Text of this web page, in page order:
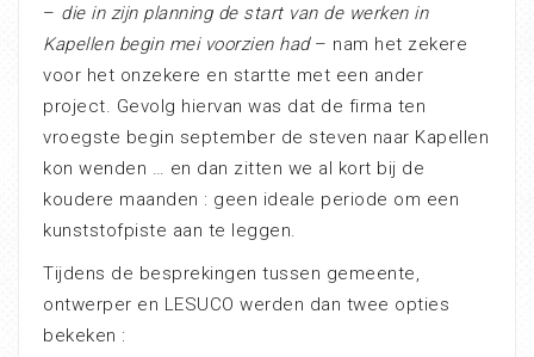
– die in zijn planning de start van de werken in
Kapellen begin mei voorzien had– nam het zekere
voor het onzekere en startte met een ander
project. Gevolg hiervan was dat de firma ten
vroegste begin september de steven naar Kapellen
kon wenden … en dan zitten we al kort bij de
koudere maanden : geen ideale periode om een
kunststofpiste aan te leggen.
Tijdens de besprekingen tussen gemeente,
ontwerper en LESUCO werden dan twee opties
bekeken :